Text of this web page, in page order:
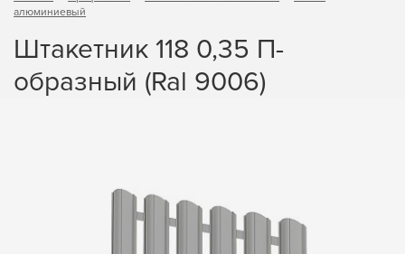
алюминиевый
Штакетник 118 0,35 П-
образный (Ral 9006)